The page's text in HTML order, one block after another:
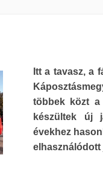
Itt a tavasz, a
többek közt a
készültek új
évekhez
elhasználódott